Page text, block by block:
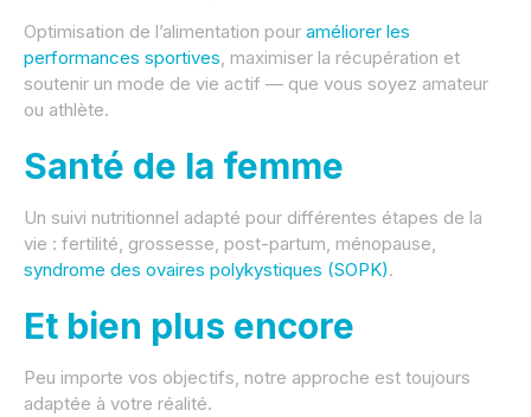
Optimisation de l’alimentation pour améliorer les
performances sportives, maximiser la récupération et
soutenir un mode de vie actif — que vous soyez amateur
ou athlète.
Santé de la femme
Un suivi nutritionnel adapté pour différentes étapes de la
vie : fertilité, grossesse, post-partum, ménopause,
syndrome des ovaires polykystiques (SOPK).
Et bien plus encore
Peu importe vos objectifs, notre approche est toujours
adaptée à votre réalité.